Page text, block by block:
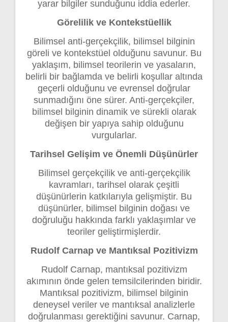
yarar bilgiler sunduğunu iddia ederler.
Görelilik ve Kontekstüellik
Bilimsel anti-gerçekçilik, bilimsel bilginin
göreli ve kontekstüel olduğunu savunur. Bu
yaklaşım, bilimsel teorilerin ve yasaların,
belirli bir bağlamda ve belirli koşullar altında
geçerli olduğunu ve evrensel doğrular
sunmadığını öne sürer. Anti-gerçekçiler,
bilimsel bilginin dinamik ve sürekli olarak
değişen bir yapıya sahip olduğunu
vurgularlar.
Tarihsel Gelişim ve Önemli Düşünürler
Bilimsel gerçekçilik ve anti-gerçekçilik
kavramları, tarihsel olarak çeşitli
düşünürlerin katkılarıyla gelişmiştir. Bu
düşünürler, bilimsel bilginin doğası ve
doğruluğu hakkında farklı yaklaşımlar ve
teoriler geliştirmişlerdir.
Rudolf Carnap ve Mantıksal Pozitivizm
Rudolf Carnap, mantıksal pozitivizm
akımının önde gelen temsilcilerinden biridir.
Mantıksal pozitivizm, bilimsel bilginin
deneysel veriler ve mantıksal analizlerle
doğrulanması gerektiğini savunur. Carnap,